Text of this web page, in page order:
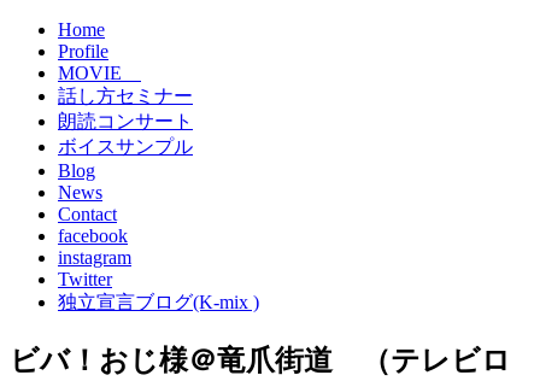
Home
Profile
MOVIE
話し方セミナー
朗読コンサート
ボイスサンプル
Blog
News
Contact
facebook
instagram
Twitter
独立宣言ブログ(K-mix )
ビバ！おじ様＠竜爪街道 （テレビロ